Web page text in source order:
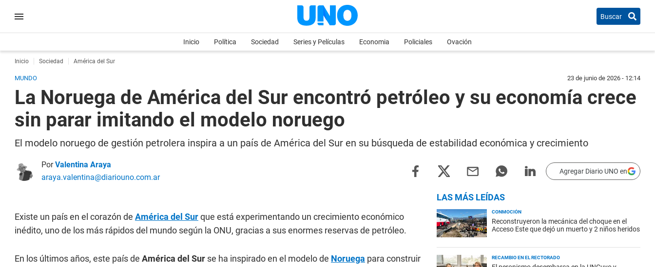
Buscar
Inicio Política Sociedad Series y Películas Economia Policiales Ovación
Inicio Sociedad América del Sur
MUNDO 23 de junio de 2026 - 12:14
La Noruega de América del Sur encontró petróleo y su economía crece
sin parar imitando el modelo noruego
El modelo noruego de gestión petrolera inspira a un país de América del Sur en su búsqueda de estabilidad económica y crecimiento
PorValentina Araya
araya.valentina@diariouno.com.ar
Agregar Diario UNO en
Existe un país en el corazón de América del Surque está experimentando un crecimiento económico
inédito, uno de los más rápidos del mundo según la ONU, gracias a sus enormes reservas de petróleo.
En los últimos años, este país de América del Sur se ha inspirado en el modelo de Noruega para construir
LAS MÁS LEÍDAS
CONMOCIÓN
Reconstruyeron la mecánica del choque en el
Acceso Este que dejó un muerto y 2 niños heridos
RECAMBIO EN EL RECTORADO